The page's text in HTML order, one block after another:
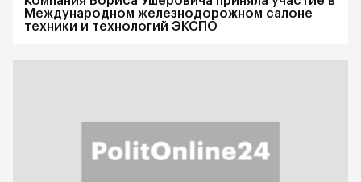
Международном железнодорожном салоне
техники и технологий ЭКСПО